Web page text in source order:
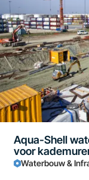
Aqua-Shell
voor
Waterbouw &